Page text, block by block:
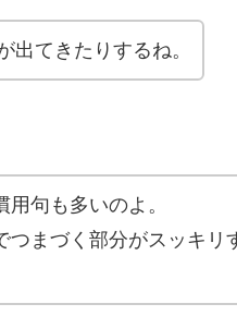
出てきたりするね。
句も多いのよ。
つまづく部分がスッキリ